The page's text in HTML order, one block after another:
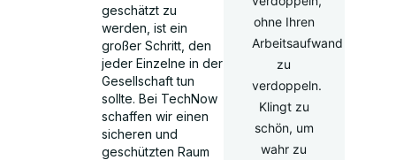
geschätzt zu
werden, ist ein
großer Schritt, den
jeder Einzelne in der
Gesellschaft tun
sollte. Bei TechNow
schaffen wir einen
sicheren und
geschützten Raum
ohne Ihren
Arbeitsaufwand
zu
verdoppeln.
Klingt zu
schön, um
wahr zu